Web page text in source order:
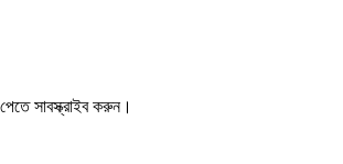
সাবস্ক্রাইব করুন।